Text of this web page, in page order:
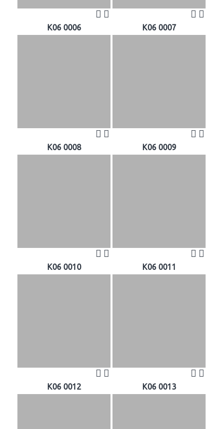
K06 0006 K06 0007
K06 0008 K06 0009
K06 0010 K06 0011
K06 0012 K06 0013